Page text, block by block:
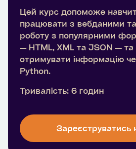
Цей курс допоможе
працювати з вебданими
роботу з популярними
— HTML, XML та JSON — та
отримувати інформацію
Python.
Тривалість: 6 годин
Зареєструватись